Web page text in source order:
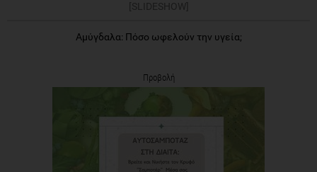
[SLIDESHOW]
Αμύγδαλα: Πόσο ωφελούν την υγεία;
Προβολή